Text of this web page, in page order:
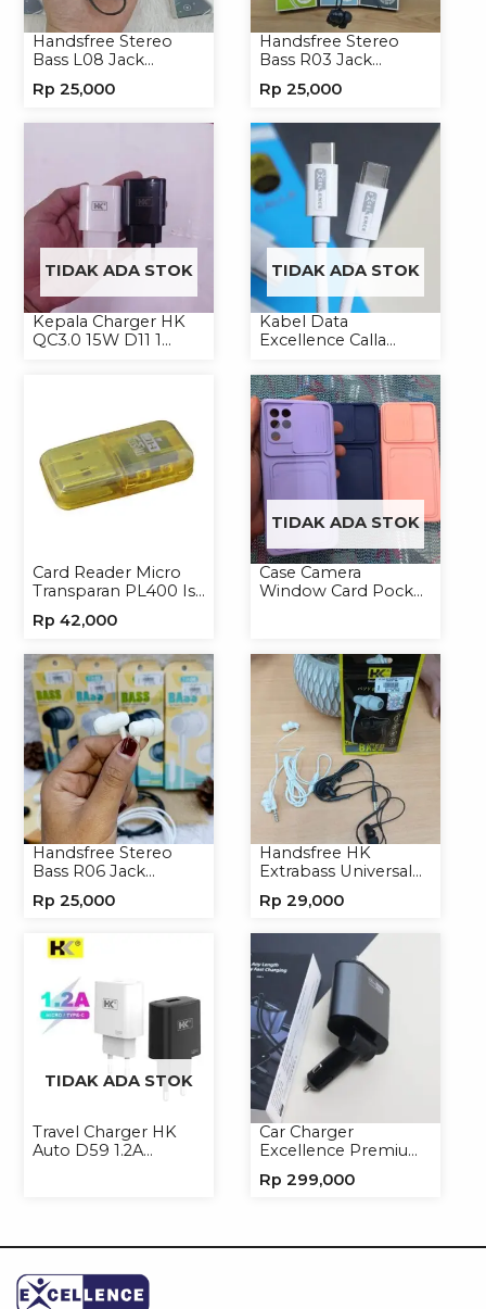
Handsfree Stereo
Bass L08 Jack
Headphone
Rp 25,000
Handsfree Stereo
Bass R03 Jack
Headset Earphone
Rp 25,000
TIDAK ADA STOK
Kepala Charger HK
QC3.0 15W D11 1
TIDAK ADA STOK
Kabel Data
Excellence Calla
Lightning/Type-C to
Type-C
Card Reader Micro
Transparan PL400 Isi
Rp 42,000
TIDAK ADA STOK
Case Camera
Window Card Pocket
Handsfree Stereo
Bass R06 Jack
Headset Headphone
Rp 25,000
Handsfree HK
Extrabass Universal
Earphone Headset
Rp 29,000
TIDAK ADA STOK
Travel Charger HK
Auto D59 1.2A
Car Charger
Excellence Premium
Handphone
Rp 299,000